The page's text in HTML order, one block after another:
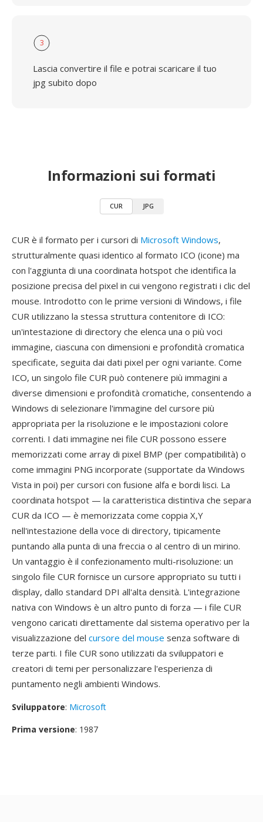
3
Lascia convertire il file e potrai scaricare il tuo
jpg subito dopo
Informazioni sui formati
CUR JPG
CUR è il formato per i cursori di Microsoft Windows,
strutturalmente quasi identico al formato ICO (icone) ma
con l'aggiunta di una coordinata hotspot che identifica la
posizione precisa del pixel in cui vengono registrati i clic del
mouse. Introdotto con le prime versioni di Windows, i file
CUR utilizzano la stessa struttura contenitore di ICO:
un'intestazione di directory che elenca una o più voci
immagine, ciascuna con dimensioni e profondità cromatica
specificate, seguita dai dati pixel per ogni variante. Come
ICO, un singolo file CUR può contenere più immagini a
diverse dimensioni e profondità cromatiche, consentendo a
Windows di selezionare l'immagine del cursore più
appropriata per la risoluzione e le impostazioni colore
correnti. I dati immagine nei file CUR possono essere
memorizzati come array di pixel BMP (per compatibilità) o
come immagini PNG incorporate (supportate da Windows
Vista in poi) per cursori con fusione alfa e bordi lisci. La
coordinata hotspot — la caratteristica distintiva che separa
CUR da ICO — è memorizzata come coppia X,Y
nell'intestazione della voce di directory, tipicamente
puntando alla punta di una freccia o al centro di un mirino.
Un vantaggio è il confezionamento multi-risoluzione: un
singolo file CUR fornisce un cursore appropriato su tutti i
display, dallo standard DPI all'alta densità. L'integrazione
nativa con Windows è un altro punto di forza — i file CUR
vengono caricati direttamente dal sistema operativo per la
visualizzazione del cursore del mouse senza software di
terze parti. I file CUR sono utilizzati da sviluppatori e
creatori di temi per personalizzare l'esperienza di
puntamento negli ambienti Windows.
Sviluppatore: Microsoft
Prima versione: 1987